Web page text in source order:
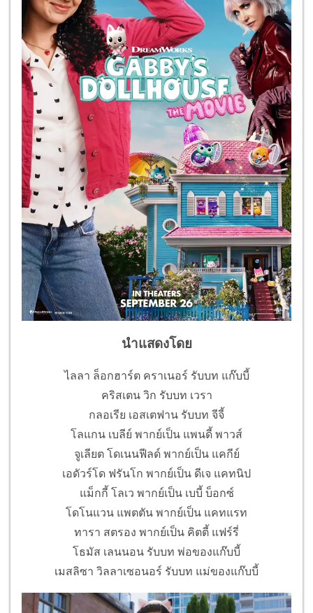
นำแสดงโดย
ไลลา ล็อกฮาร์ต คราเนอร์ รับบท แก๊บบี้
คริสเตน วิก รับบท เวรา
กลอเรีย เอสเตฟาน รับบท จีจี้
โลแกน เบลีย์ พากย์เป็น แพนดี้ พาวส์
จูเลียต โดเนนฟีลด์ พากย์เป็น แคกีย์
เอดัวร์โด ฟรันโก พากย์เป็น ดีเจ แคทนิป
แม็กกี้ โลเว พากย์เป็น เบบี้ บ็อกซ์
โดโนแวน แพตตัน พากย์เป็น แคทแรท
ทารา สตรอง พากย์เป็น คิตตี้ แฟร์รี่
โธมัส เลนนอน รับบท พ่อของแก๊บบี้
เมสลิซา วิลลาเซอนอร์ รับบท แม่ของแก๊บบี้